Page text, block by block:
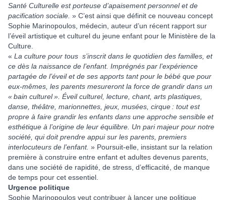
Santé Culturelle est porteuse d’apaisement personnel et de
pacification sociale. » C’est ainsi que définit ce nouveau concept
Sophie Marinopoulos, médecin, auteur d’un récent rapport sur
l’éveil artistique et culturel du jeune enfant pour le Ministère de la
Culture.
« La culture pour tous s’inscrit dans le quotidien des familles, et
ce dès la naissance de l’enfant. Imprégnés par l’expérience
partagée de l’éveil et de ses apports tant pour le bébé que pour
eux-mêmes, les parents mesureront la force de grandir dans un
« bain culturel ». Éveil culturel, lecture, chant, arts plastiques,
danse, théâtre, marionnettes, jeux, musées, cirque : tout est
propre à faire grandir les enfants dans une approche sensible et
esthétique à l’origine de leur équilibre. Un pari majeur pour notre
société, qui doit prendre appui sur les parents, premiers
interlocuteurs de l’enfant. » Poursuit-elle, insistant sur la relation
première à construire entre enfant et adultes devenus parents,
dans une société de rapidité, de stress, d’efficacité, de manque
de temps pour cet essentiel.
Urgence politique
Sophie Marinopoulos veut contribuer à lancer une politique